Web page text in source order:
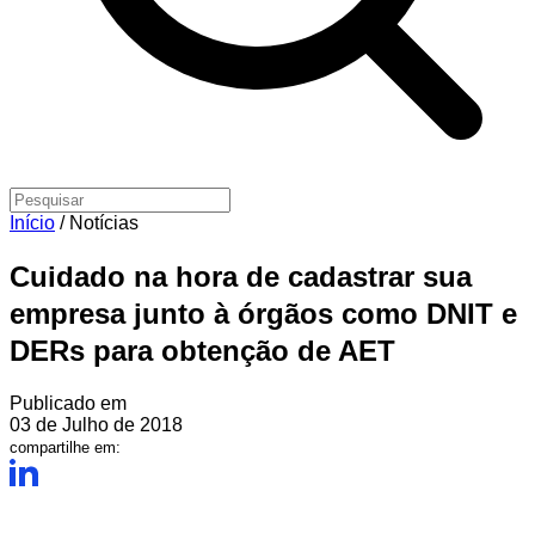
Início / Notícias
Cuidado na hora de cadastrar sua
empresa junto à órgãos como DNIT e
DERs para obtenção de AET
Publicado em
03 de Julho de 2018
compartilhe em: